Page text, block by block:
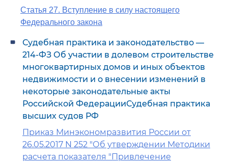
Статья 27. Вступление в силу настоящего
Федерального закона
Судебная практика и законодательство —
214-ФЗ Об участии в долевом строительстве
многоквартирных домов и иных объектов
недвижимости и о внесении изменений в
некоторые законодательные акты
Российской ФедерацииСудебная практика
высших судов РФ
Приказ Минэкономразвития России от
26.05.2017 N 252 "Об утверждении Методики
расчета показателя "Привлечение